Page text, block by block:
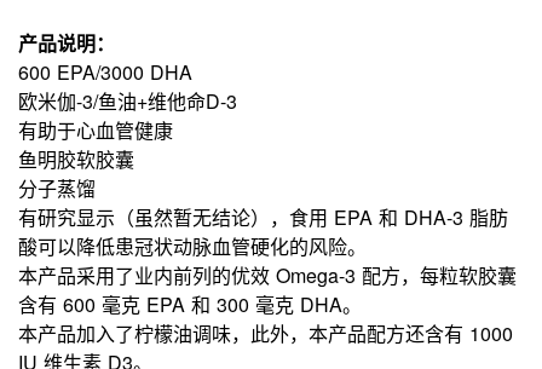
产品说明：
600 EPA/3000 DHA
欧米伽-3/鱼油+维他命D-3
有助于心血管健康
鱼明胶软胶囊
分子蒸馏
有研究显示（虽然暂无结论），食用 EPA 和 DHA-3 脂肪
酸可以降低患冠状动脉血管硬化的风险。
本产品采用了业内前列的优效 Omega-3 配方，每粒软胶囊
含有 600 毫克 EPA 和 300 毫克 DHA。
本产品加入了柠檬油调味，此外，本产品配方还含有 1000
IU 维生素 D3。